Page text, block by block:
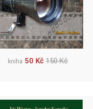
kniha 50 Kč 150 Kč